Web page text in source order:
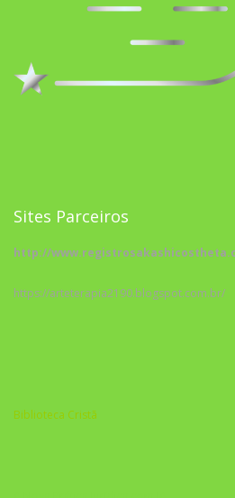
Sites Parceiros
http://
https://arteterapia2190.blogspot.com.br/
Biblioteca Cristã